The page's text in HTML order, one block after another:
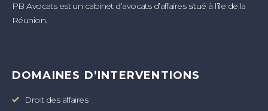
PB Avocats est un cabinet d’avocats d’affaires situé à l’île de la
Réunion.
DOMAINES D’INTERVENTIONS
Droit des affaires